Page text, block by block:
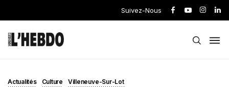
Suivez-Nous
Actualités Culture Villeneuve-Sur-Lot